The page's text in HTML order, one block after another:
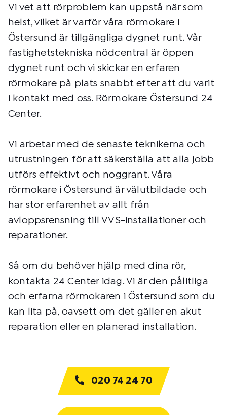
Vi vet att rörproblem kan uppstå när som
helst, vilket är varför våra rörmokare i
Östersund är tillgängliga dygnet runt. Vår
fastighetstekniska nödcentral är öppen
dygnet runt och vi skickar en erfaren
rörmokare på plats snabbt efter att du varit
i kontakt med oss. Rörmokare Östersund 24
Center.
Vi arbetar med de senaste teknikerna och
utrustningen för att säkerställa att alla jobb
utförs effektivt och noggrant. Våra
rörmokare i Östersund är välutbildade och
har stor erfarenhet av allt från
avloppsrensning till VVS-installationer och
reparationer.
Så om du behöver hjälp med dina rör,
kontakta 24 Center idag. Vi är den pålitliga
och erfarna rörmokaren i Östersund som du
kan lita på, oavsett om det gäller en akut
reparation eller en planerad installation.
020 74 24 70